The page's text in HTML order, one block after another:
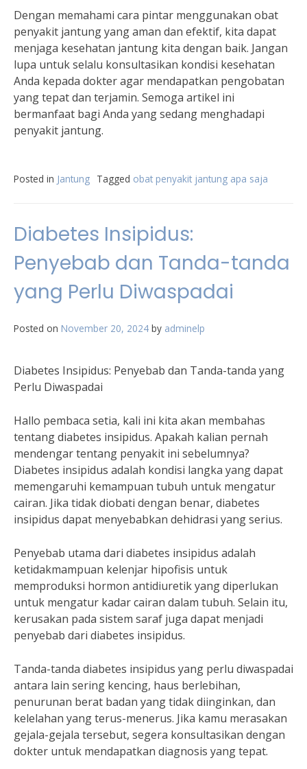
Dengan memahami cara pintar menggunakan obat
penyakit jantung yang aman dan efektif, kita dapat
menjaga kesehatan jantung kita dengan baik. Jangan
lupa untuk selalu konsultasikan kondisi kesehatan
Anda kepada dokter agar mendapatkan pengobatan
yang tepat dan terjamin. Semoga artikel ini
bermanfaat bagi Anda yang sedang menghadapi
penyakit jantung.
Posted in Jantung Tagged obat penyakit jantung apa saja
Diabetes Insipidus:
Penyebab dan Tanda-tanda
yang Perlu Diwaspadai
Posted on November 20, 2024 by adminelp
Diabetes Insipidus: Penyebab dan Tanda-tanda yang
Perlu Diwaspadai
Hallo pembaca setia, kali ini kita akan membahas
tentang diabetes insipidus. Apakah kalian pernah
mendengar tentang penyakit ini sebelumnya?
Diabetes insipidus adalah kondisi langka yang dapat
memengaruhi kemampuan tubuh untuk mengatur
cairan. Jika tidak diobati dengan benar, diabetes
insipidus dapat menyebabkan dehidrasi yang serius.
Penyebab utama dari diabetes insipidus adalah
ketidakmampuan kelenjar hipofisis untuk
memproduksi hormon antidiuretik yang diperlukan
untuk mengatur kadar cairan dalam tubuh. Selain itu,
kerusakan pada sistem saraf juga dapat menjadi
penyebab dari diabetes insipidus.
Tanda-tanda diabetes insipidus yang perlu diwaspadai
antara lain sering kencing, haus berlebihan,
penurunan berat badan yang tidak diinginkan, dan
kelelahan yang terus-menerus. Jika kamu merasakan
gejala-gejala tersebut, segera konsultasikan dengan
dokter untuk mendapatkan diagnosis yang tepat.